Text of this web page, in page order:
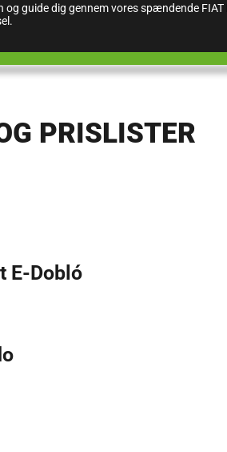
guide dig gennem vores spændende
PRISLISTER
E-Dobló